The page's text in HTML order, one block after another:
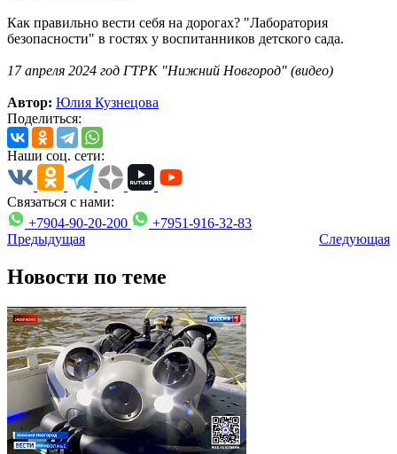
Как правильно вести себя на дорогах? "Лаборатория
безопасности" в гостях у воспитанников детского сада.
17 апреля 2024 год ГТРК "Нижний Новгород" (видео)
Автор: Юлия Кузнецова
Поделиться:
Наши соц. сети:
Связаться с нами:
+7904-90-20-200
+7951-916-32-83
Предыдущая
Следующая
Новости по теме